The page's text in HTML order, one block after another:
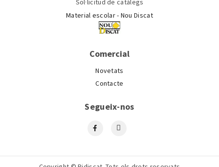
Sol·licitud de catàlegs
Material escolar - Nou Discat
Comercial
Novetats
Contacte
Segueix-nos